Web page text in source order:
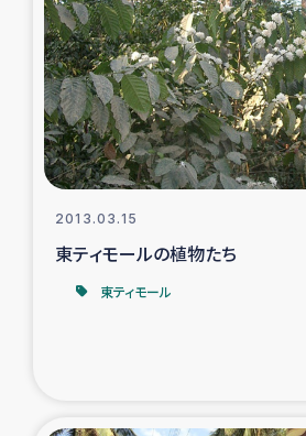
大雨による洪水被災
カカオ生産者支援
シリア国内避難民・帰還民
トルコにおけるシリア難
インドネシア中部 スラウェシの地
スリランカ 緊急人
2013.03.15
東ティモールの植物たち
東ティモール